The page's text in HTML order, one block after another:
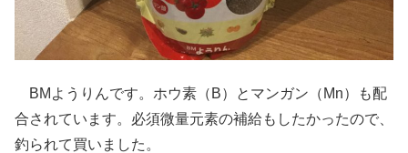
BMようりんです。ホウ素（B）とマンガン（Mn）も配
合されています。必須微量元素の補給もしたかったので、
釣られて買いました。